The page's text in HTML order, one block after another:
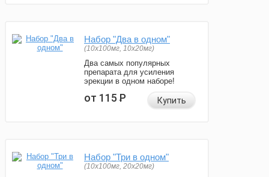
Набор "Два в одном"
(10x100мг, 10x20мг)
Два самых популярных
препарата для усиления
эрекции в одном наборе!
от 115Р Купить
Набор "Три в одном"
(10x100мг, 20x20мг)